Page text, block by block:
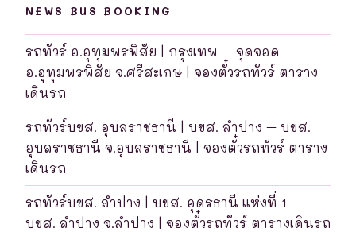
NEWS BUS BOOKING
รถทัวร์ อ.อุทุมพรพิสัย | กรุงเทพ – จุดจอด
อ.อุทุมพรพิสัย จ.ศรีสะเกษ | จองตั๋วรถทัวร์ ตาราง
เดินรถ
รถทัวร์บขส. อุบลราชธานี | บขส. ลำปาง – บขส.
อุบลราชธานี จ.อุบลราชธานี | จองตั๋วรถทัวร์ ตาราง
เดินรถ
รถทัวร์บขส. ลำปาง | บขส. อุดรธานี แห่งที่ 1 –
บขส. ลำปาง จ.ลำปาง | จองตั๋วรถทัวร์ ตารางเดินรถ